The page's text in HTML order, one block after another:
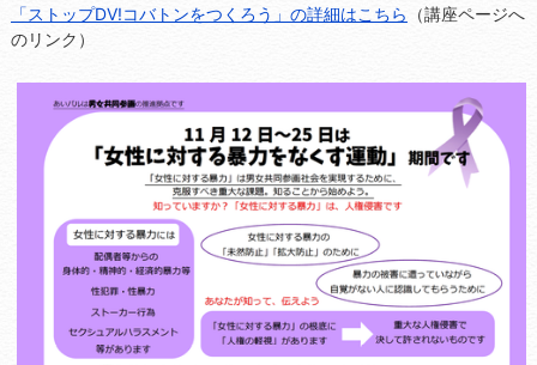
「ストップDV!コバトンをつくろう」の詳細はこちら
（講座ページへ
のリンク）